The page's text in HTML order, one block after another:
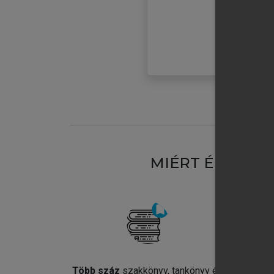
MIÉRT
Több száz szakkönyv, tankönyv és